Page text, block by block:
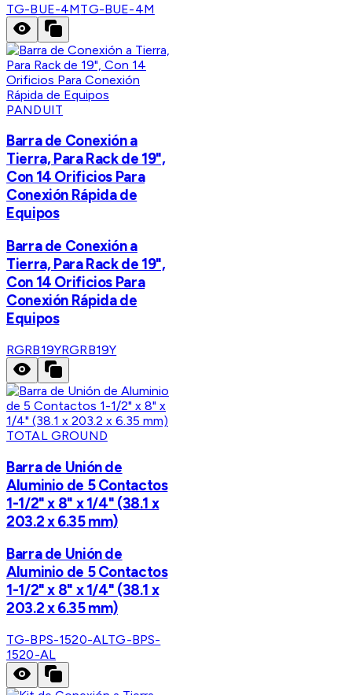
TG-BUE-4MTG-BUE-4M
PANDUIT
Barra de Conexión a
Tierra, Para Rack de 19",
Con 14 Orificios Para
Conexión Rápida de
Equipos
Barra de Conexión a
Tierra, Para Rack de 19",
Con 14 Orificios Para
Conexión Rápida de
Equipos
RGRB19YRGRB19Y
TOTAL GROUND
Barra de Unión de
Aluminio de 5 Contactos
1-1/2" x 8" x 1/4" (38.1 x
203.2 x 6.35 mm)
Barra de Unión de
Aluminio de 5 Contactos
1-1/2" x 8" x 1/4" (38.1 x
203.2 x 6.35 mm)
TG-BPS-1520-ALTG-BPS-
1520-AL